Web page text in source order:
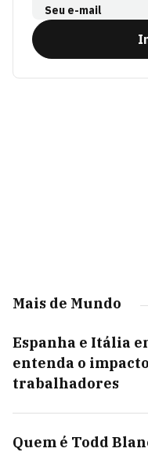
Seu e-mail
Mais de Mundo
Espanha e Itália
entenda o
trabalhadores
Quem é Todd